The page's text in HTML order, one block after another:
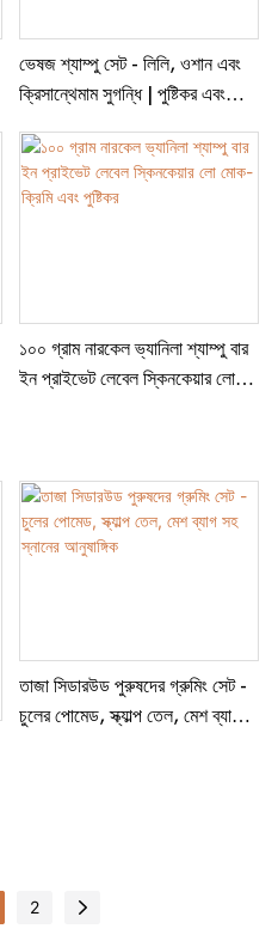
ভেষজ শ্যাম্পু সেট - লিলি, ওশান এবং
ক্রিসান্থেমাম সুগন্ধি | পুষ্টিকর এবং
১০০ গ্রাম নারকেল ভ্যানিলা শ্যাম্পু বার
ইন প্রাইভেট লেবেল স্কিনকেয়ার লো
তাজা সিডারউড পুরুষদের গ্রুমিং সেট -
চুলের পোমেড, স্ক্যাল্প তেল, মেশ ব্যাগ
2